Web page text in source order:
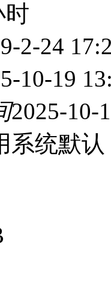
时
2-24
10-19
2025-10-
系统默认